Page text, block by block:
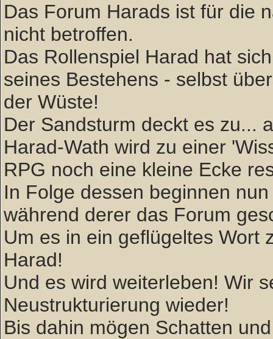
Das Forum Harads ist für die
nicht betroffen.
Das Rollenspiel Harad hat
seines Bestehens - selbst
der Wüste!
Der Sandsturm deckt es zu...
Harad-Wath wird zu einer
RPG noch eine kleine Ecke
In Folge dessen beginnen
während derer das Forum
Um es in ein geflügeltes Wort
Harad!
Und es wird weiterleben! Wir
Neustrukturierung wieder!
Bis dahin mögen Schatten